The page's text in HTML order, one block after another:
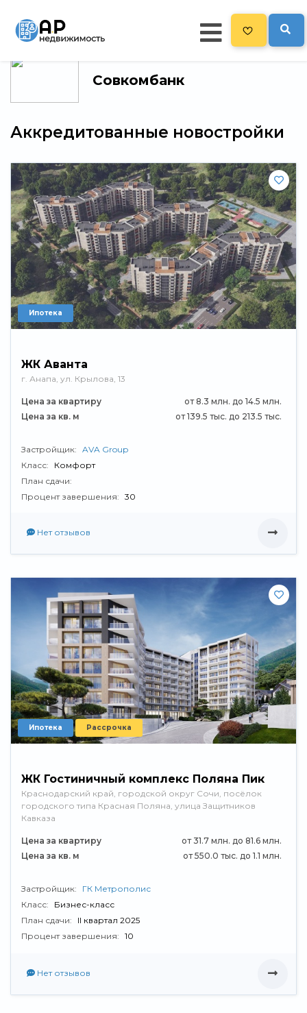
Блог
Рекламодателям
Политика конфиденциальности
Карта сайта
Свернуть
Совкомбанк
Аккредитованные новостройки
Ипотека
ЖК Аванта
г. Анапа, ул. Крылова, 13
Цена за квартиру
от 8.3 млн. до 14.5 млн.
Цена за кв. м
от 139.5 тыс. до 213.5 тыс.
Застройщик: AVA Group
Класс:
Комфорт
План сдачи:
Процент завершения: 30
Нет отзывов
Ипотека Рассрочка
ЖК Гостиничный комплекс Поляна Пик
Краснодарский край, городской округ Сочи, посёлок
городского типа Красная Поляна, улица Защитников
Кавказа
Цена за квартиру
от 31.7 млн. до 81.6 млн.
Цена за кв. м
от 550.0 тыс. до 1.1 млн.
Застройщик:
ГК Метрополис
Класс:
Бизнес-класс
План сдачи:
II квартал 2025
Процент завершения: 10
Нет отзывов